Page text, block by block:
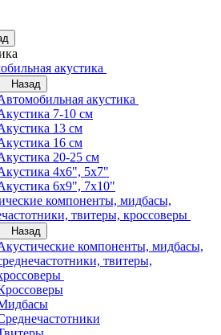
акустика
Назад
акустика
7-10 см
13 см
16 см
20-25 см
4х6", 5х7"
6х9", 7х10"
компоненты, мидбасы,
твитеры, кроссоверы
Назад
компоненты, мидбасы,
твитеры,